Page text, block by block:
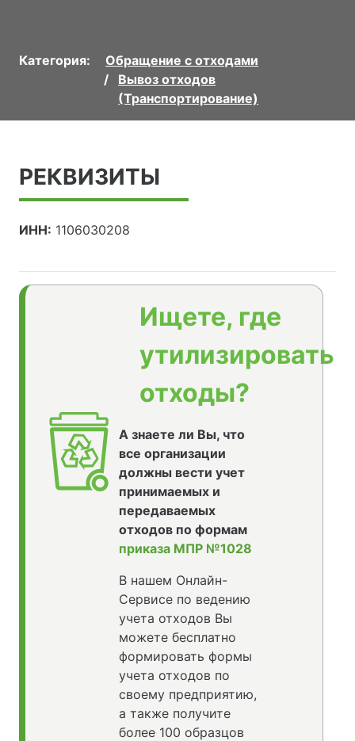
Категория:
Обращение с отходами
Вывоз отходов
(Транспортирование)
РЕКВИЗИТЫ
ИНН: 1106030208
Ищете, где
утилизировать
отходы?
А знаете ли Вы, что
все организации
должны вести учет
принимаемых и
передаваемых
отходов по формам
приказа МПР №1028
В нашем Онлайн-
Сервисе по ведению
учета отходов Вы
можете бесплатно
формировать формы
учета отходов по
своему предприятию,
а также получите
более 100 образцов